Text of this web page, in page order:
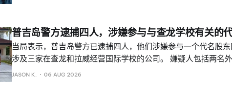
场将嫌疑人逮捕。 警方缴获涉案被盗首饰、一辆带边车的红色
托车及其他证据。 嫌疑人被带往巴东警察局，面临“使用交通工
窃”的指控。
普吉岛警方逮捕四人，涉嫌参与与查龙学校有关的
当局表示，普吉岛警方已逮捕四人，他们涉嫌参与一个代名股
涉及三家在查龙和拉威经营国际学校的公司。 嫌疑人包括两名
国人。 警方称，泰国籍嫌疑人协助注册并成立这些公司，使外国
JASON K. 06 AUG 2026